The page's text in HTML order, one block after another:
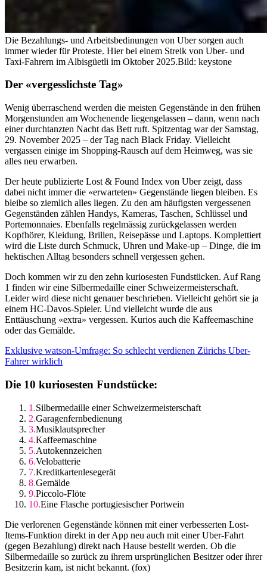
Die Bezahlungs- und Arbeitsbedinungen von Uber sorgen auch
immer wieder für Proteste. Hier bei einem Streik von Uber- und
Taxi-Fahrern im Albisgüetli im Oktober 2025.Bild: keystone
Der «vergesslichste Tag»
Wenig überraschend werden die meisten Gegenstände in den frühen
Morgenstunden am Wochenende liegengelassen – dann, wenn nach
einer durchtanzten Nacht das Bett ruft. Spitzentag war der Samstag,
29. November 2025 – der Tag nach Black Friday. Vielleicht
vergassen einige im Shopping-Rausch auf dem Heimweg, was sie
alles neu erwarben.
Der heute publizierte Lost & Found Index von Uber zeigt, dass
dabei nicht immer die «erwarteten» Gegenstände liegen bleiben. Es
bleibe so ziemlich alles liegen. Zu den am häufigsten vergessenen
Gegenständen zählen Handys, Kameras, Taschen, Schlüssel und
Portemonnaies. Ebenfalls regelmässig zurückgelassen werden
Kopfhörer, Kleidung, Brillen, Reisepässe und Laptops. Komplettiert
wird die Liste durch Schmuck, Uhren und Make-up – Dinge, die im
hektischen Alltag besonders schnell vergessen gehen.
Doch kommen wir zu den zehn kuriosesten Fundstücken. Auf Rang
1 finden wir eine Silbermedaille einer Schweizermeisterschaft.
Leider wird diese nicht genauer beschrieben. Vielleicht gehört sie ja
einem HC-Davos-Spieler. Und vielleicht wurde die aus
Enttäuschung «extra» vergessen. Kurios auch die Kaffeemaschine
oder das Gemälde.
Exklusive watson-Umfrage: So schlecht verdienen Zürichs Uber-
Fahrer wirklich
Die 10 kuriosesten Fundstücke:
Silbermedaille einer Schweizermeisterschaft
Garagenfernbedienung
Musiklautsprecher
Kaffeemaschine
Autokennzeichen
Velobatterie
Kreditkartenlesegerät
Gemälde
Piccolo-Flöte
Eine Flasche portugiesischer Portwein
Die verlorenen Gegenstände können mit einer verbesserten Lost-
Items-Funktion direkt in der App neu auch mit einer Uber-Fahrt
(gegen Bezahlung) direkt nach Hause bestellt werden. Ob die
Silbermedaille so zurück zu ihrem ursprünglichen Besitzer oder ihrer
Besitzerin kam, ist nicht bekannt. (fox)